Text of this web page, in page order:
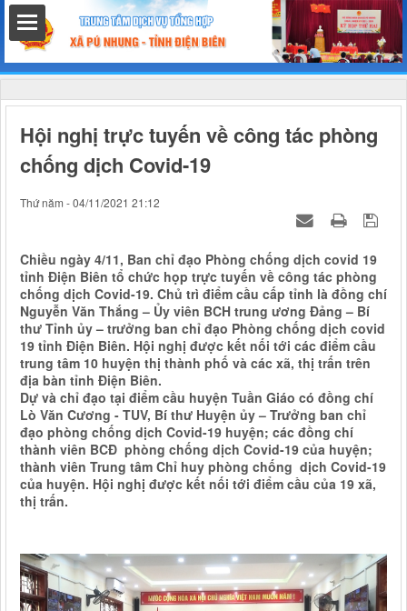
chính
Hội nghị trực tuyến về công tác phòng
chống dịch Covid-19
Thứ năm - 04/11/2021 21:12
Chiều ngày 4/11, Ban chỉ đạo Phòng chống dịch covid 19
tỉnh Điện Biên tổ chức họp trực tuyến về công tác phòng
chống dịch Covid-19. Chủ trì điểm cầu cấp tỉnh là đồng chí
Nguyễn Văn Thắng – Ủy viên BCH trung ương Đảng – Bí
thư Tỉnh ủy – trưởng ban chỉ đạo Phòng chống dịch covid
19 tỉnh Điện Biên. Hội nghị được kết nối tới các điểm cầu
trung tâm 10 huyện thị thành phố và các xã, thị trấn trên
địa bàn tỉnh Điện Biên.
Dự và chỉ đạo tại điểm cầu huyện Tuần Giáo có đồng chí
Lò Văn Cương - TUV, Bí thư Huyện ủy – Trưởng ban chỉ
đạo phòng chống dịch Covid-19 huyện; các đồng chí
thành viên BCĐ phòng chống dịch Covid-19 của huyện;
thành viên Trung tâm Chỉ huy phòng chống dịch Covid-19
của huyện. Hội nghị được kết nối tới điểm cầu của 19 xã,
thị trấn.